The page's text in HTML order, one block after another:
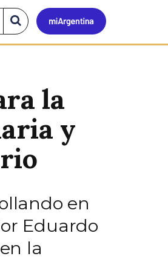
Mi
Buscar
en
el
la
y
en
Eduardo
la